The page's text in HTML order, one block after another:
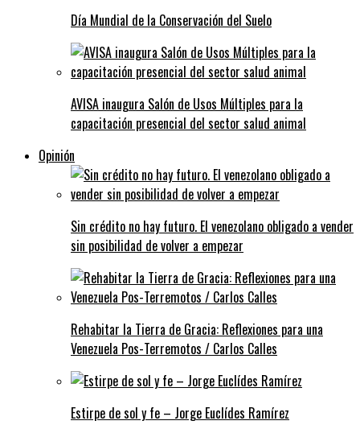
Día Mundial de la Conservación del Suelo
AVISA inaugura Salón de Usos Múltiples para la
capacitación presencial del sector salud animal
Opinión
Sin crédito no hay futuro. El venezolano obligado a vender
sin posibilidad de volver a empezar
Rehabitar la Tierra de Gracia: Reflexiones para una
Venezuela Pos-Terremotos / Carlos Calles
Estirpe de sol y fe – Jorge Euclídes Ramírez